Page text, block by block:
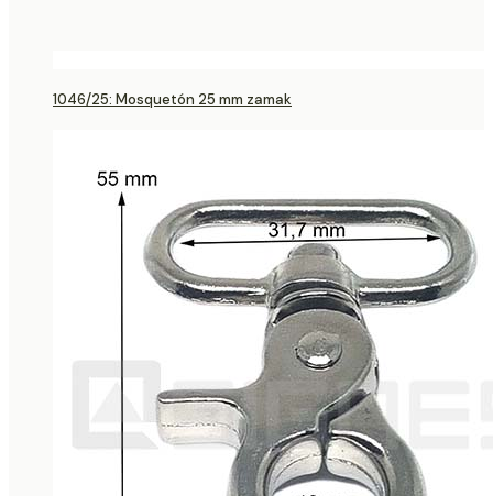
1046/25: Mosquetón 25 mm zamak